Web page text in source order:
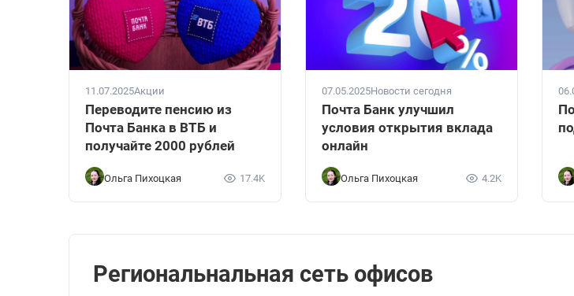
11.07.2025Акции
Переводите пенсию из
Почта Банка в ВТБ и
получайте 2000 рублей
Ольга Пихоцкая 17.4K
07.05.2025Новости сегодня
Почта Банк улучшил
условия открытия вклада
онлайн
Ольга Пихоцкая 4.2K
Региональнальная сеть офисов